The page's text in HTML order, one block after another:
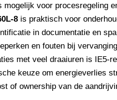
mogelijk voor procesregeling
8 is praktisch voor
in documentatie en
en fouten bij
met veel draaiuren is IE5-
keuze om energieverlies
of ownership van de